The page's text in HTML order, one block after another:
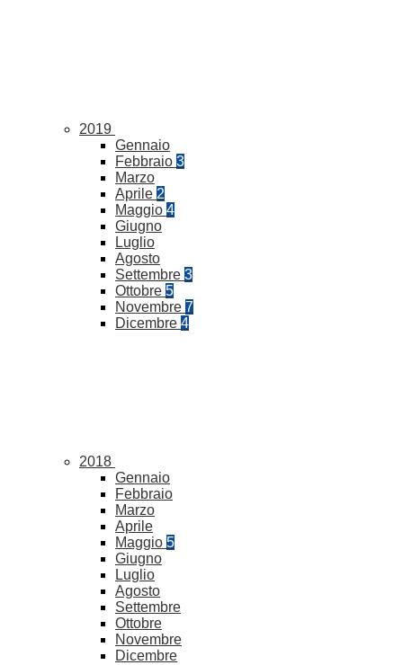
2019
Gennaio
Febbraio 3
Marzo
Aprile 2
Maggio 4
Giugno
Luglio
Agosto
Settembre 3
Ottobre 5
Novembre 7
Dicembre 4
2018
Gennaio
Febbraio
Marzo
Aprile
Maggio 5
Giugno
Luglio
Agosto
Settembre
Ottobre
Novembre
Dicembre